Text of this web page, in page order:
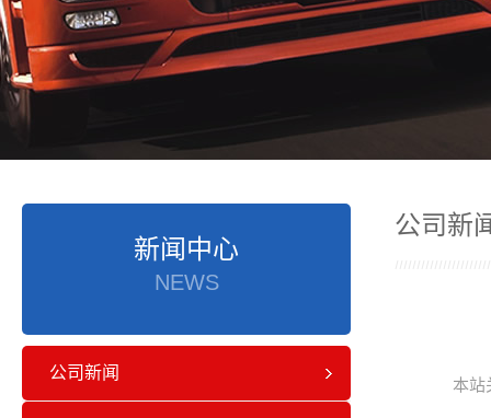
新闻中心
NEWS
公司新闻
公司新
本站